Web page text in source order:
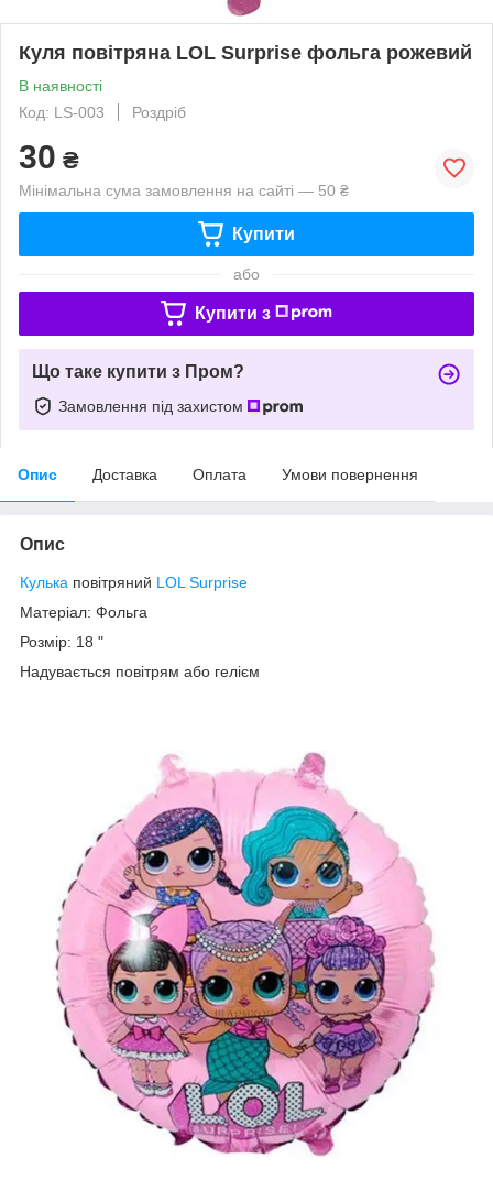
Куля повітряна LOL Surprise фольга рожевий
В наявності
Код: LS-003
Роздріб
30 ₴
Мінімальна сума замовлення на сайті — 50 ₴
Купити
або
Купити з
Що таке купити з Пром?
Замовлення під захистом
Опис Доставка Оплата Умови повернення
Опис
Кулька повітряний LOL Surprise
Матеріал: Фольга
Розмір: 18 "
Надувається повітрям або гелієм